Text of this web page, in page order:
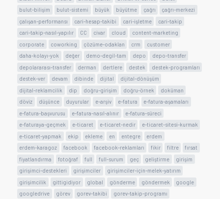
bulut-bilişim
bulut-sistemi büyük büyütme çağrı
çağrı-merkezi
çalışan-performansı
cari-hesap-takibi cari-işletme
cari-takip
cari-takip-nasıl-yapılır
CC civar cloud
content-marketing
corporate
coworking çözüme-odaklan crm
customer
daha-kolayı-yok
değer demo-degil-tam depo
depo-transfer
depolararası-transfer
derman dertlere destek
destek-programları
destek-ver
devam dibinde dijital
dijital-dönüşüm
dijital-reklamcilik
dip doğru-girişim doğru-örnek
doküman
döviz
düşünce duyurular e-arşiv e-fatura
e-fatura-aşamaları
e-fatura-başvurusu
e-fatura-nasıl-alınır
e-fatura-süreci
e-faturaya-geçmek
e-ticaret e-ticaret-nedir
e-ticaret-sitesi-kurmak
e-ticaret-yapmak
ekip ekleme en entegre
erdem
erdem-karagoz
facebook facebook-reklamları fikir filtre
fırsat
fiyatlandırma
fotoğraf full full-surum geç geliştirme
girişim
girişimci-destekleri
girişimciler
girişimciler-için-melek-yatırım
girişimcilik
gittigidiyor global gönderme göndermek
google
googledrive
görev gorev-takibi
gorev-takip-programı